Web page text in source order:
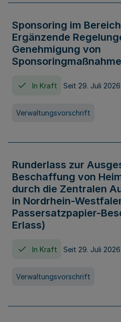
Sponsoring im
Ergänzende
Genehmigung von
In Kraft Seit 29. Juli 2026
Verwaltungsvorschrift
Runderlass zur
Beschaffung von
durch die Zentralen
in Nordrhein-
Passersatzpapier-
Erlass)
In Kraft Seit 29. Juli 2026
Verwaltungsvorschrift